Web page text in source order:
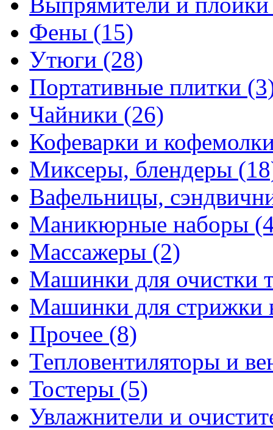
Фены (15)
Утюги (28)
Портативные плитки
Чайники (26)
Кофеварки и
Миксеры, блендеры
Вафельницы,
Маникюрные наборы
Массажеры (2)
Машинки для очистки
Машинки для стрижки
Прочее (8)
Тепловентиляторы и
Тостеры (5)
Увлажнители и